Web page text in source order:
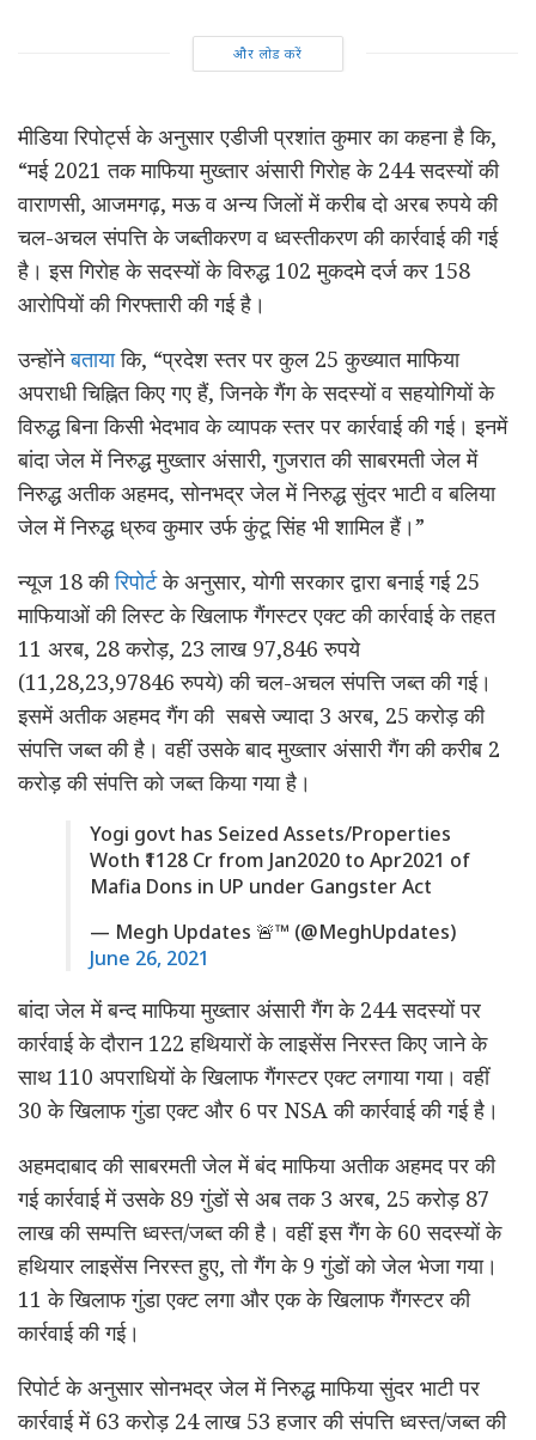
और लोड करें
मीडिया रिपोर्ट्स के अनुसार एडीजी प्रशांत कुमार का कहना है कि,
“मई 2021 तक माफिया मुख्तार अंसारी गिरोह के 244 सदस्यों की
वाराणसी, आजमगढ़, मऊ व अन्य जिलों में करीब दो अरब रुपये की
चल-अचल संपत्ति के जब्तीकरण व ध्वस्तीकरण की कार्रवाई की गई
है। इस गिरोह के सदस्यों के विरुद्ध 102 मुकदमे दर्ज कर 158
आरोपियों की गिरफ्तारी की गई है।
उन्होंनेबतायाकि, “प्रदेश स्तर पर कुल 25 कुख्यात माफिया
अपराधी चिह्नित किए गए हैं, जिनके गैंग के सदस्यों व सहयोगियों के
विरुद्ध बिना किसी भेदभाव के व्यापक स्तर पर कार्रवाई की गई। इनमें
बांदा जेल में निरुद्ध मुख्तार अंसारी, गुजरात की साबरमती जेल में
निरुद्ध अतीक अहमद, सोनभद्र जेल में निरुद्ध सुंदर भाटी व बलिया
जेल में निरुद्ध ध्रुव कुमार उर्फ कुंटू सिंह भी शामिल हैं।”
न्यूज 18 कीरिपोर्टके अनुसार, योगी सरकार द्वारा बनाई गई 25
माफियाओं की लिस्ट के खिलाफ गैंगस्टर एक्ट की कार्रवाई के तहत
11 अरब, 28 करोड़, 23 लाख 97,846 रुपये
(11,28,23,97846 रुपये) की चल-अचल संपत्ति जब्त की गई।
इसमें अतीक अहमद गैंग की सबसे ज्यादा 3 अरब, 25 करोड़ की
संपत्ति जब्त की है। वहीं उसके बाद मुख्तार अंसारी गैंग की करीब 2
करोड़ की संपत्ति को जब्त किया गया है।
Yogi govt has Seized Assets/Properties
Woth ₹1128 Cr from Jan2020 to Apr2021 of
Mafia Dons in UP under Gangster Act
— Megh Updates 🚨™ (@MeghUpdates)
June 26, 2021
बांदा जेल में बन्द माफिया मुख्‍तार अंसारी गैंग के 244 सदस्यों पर
कार्रवाई के दौरान 122 हथियारों के लाइसेंस निरस्त किए जाने के
साथ 110 अपराधियों के खिलाफ गैंगस्टर एक्ट लगाया गया। वहीं
30 के खिलाफ गुंडा एक्ट और 6 पर NSA की कार्रवाई की गई है।
अहमदाबाद की साबरमती जेल में बंद माफिया अतीक अहमद पर की
गई कार्रवाई में उसके 89 गुंडों से अब तक 3 अरब, 25 करोड़ 87
लाख की सम्पत्ति ध्वस्त/जब्त की है। वहीं इस गैंग के 60 सदस्यों के
हथियार लाइसेंस निरस्त हुए, तो गैंग के 9 गुंडों को जेल भेजा गया।
11 के खिलाफ गुंडा एक्ट लगा और एक के खिलाफ गैंगस्टर की
कार्रवाई की गई।
रिपोर्ट के अनुसार सोनभद्र जेल में निरुद्ध माफिया सुंदर भाटी पर
कार्रवाई में 63 करोड़ 24 लाख 53 हजार की संपत्ति ध्वस्त/जब्त की